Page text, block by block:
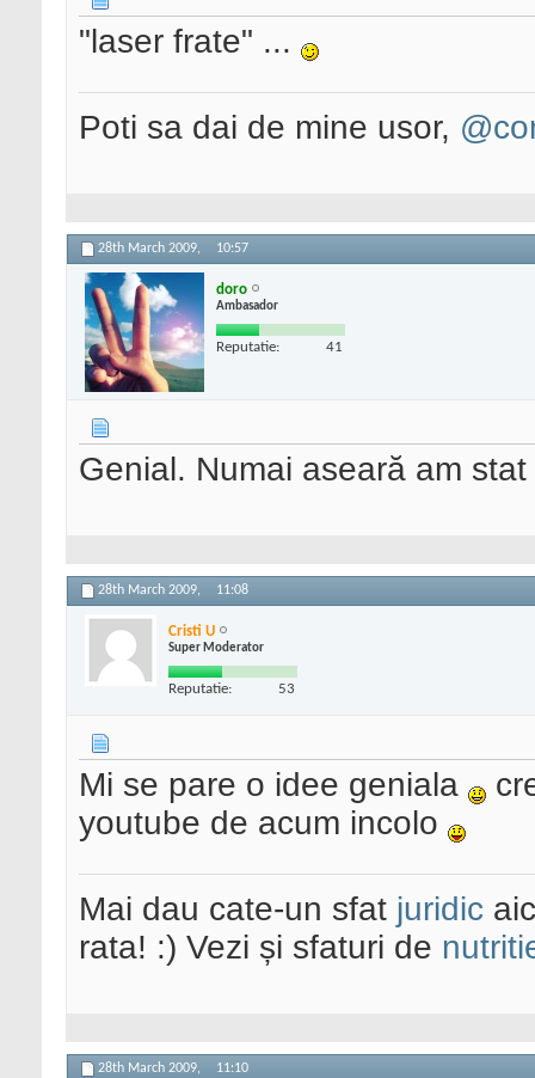
"laser frate" ...
Poti sa dai de mine usor,
28th March 2009, 10:57
doro
Ambasador
Reputatie: 41
Genial. Numai aseară am
28th March 2009, 11:08
Cristi U
Super Moderator
Reputatie: 53
Mi se pare o idee geniala
youtube de acum incolo
Mai dau cate-un sfat juridic
rata! :) Vezi și sfaturi de
28th March 2009, 11:10